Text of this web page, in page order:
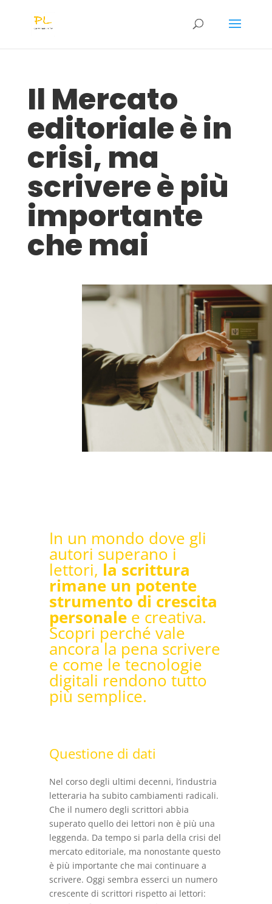
Il Mercato
editoriale è in
crisi, ma
scrivere è più
importante
che mai
In un mondo dove gli
autori superano i
lettori, la scrittura
rimane un potente
strumento di crescita
personalee creativa.
Scopri perché vale
ancora la pena scrivere
e come le tecnologie
digitali rendono tutto
più semplice.
Questione di dati
Nel corso degli ultimi decenni, l’industria
letteraria ha subito cambiamenti radicali.
Che il numero degli scrittori abbia
superato quello dei lettori non è più una
leggenda. Da tempo si parla della crisi del
mercato editoriale, ma nonostante questo
è più importante che mai continuare a
scrivere. Oggi sembra esserci un numero
crescente di scrittori rispetto ai lettori: